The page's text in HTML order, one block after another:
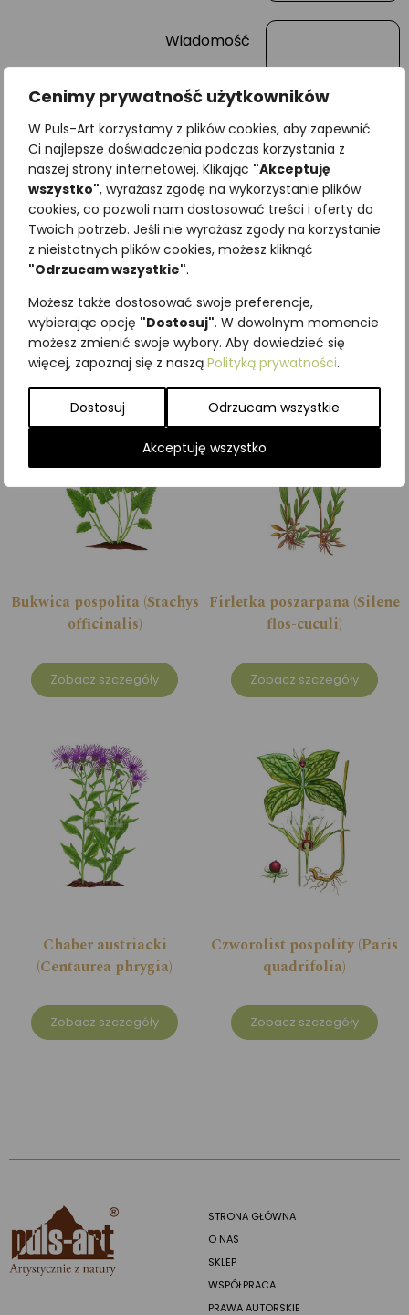
Cenimy prywatność użytkowników
W Puls-Art korzystamy z plików cookies, aby zapewnić
Ci najlepsze doświadczenia podczas korzystania z
naszej strony internetowej. Klikając "Akceptuję
wszystko", wyrażasz zgodę na wykorzystanie plików
cookies, co pozwoli nam dostosować treści i oferty do
Twoich potrzeb. Jeśli nie wyrażasz zgody na korzystanie
z nieistotnych plików cookies, możesz kliknąć
"Odrzucam wszystkie".
Możesz także dostosować swoje preferencje,
wybierając opcję "Dostosuj". W dowolnym momencie
możesz zmienić swoje wybory. Aby dowiedzieć się
więcej, zapoznaj się z naszą Polityką prywatności.
Dostosuj Odrzucam wszystkie
Akceptuję wszystko
Wiadomość
Najniższa cena z ostatnich 30
dni:
SKU:Brak danych
Kategorie:Byliny,ILUSTRACJE
Podobne produkty
Bukwica pospolita (Stachys
officinalis)
Zobacz szczegóły
Firletka poszarpana (Silene
flos-cuculi)
Zobacz szczegóły
Chaber austriacki
(Centaurea phrygia)
Zobacz szczegóły
Czworolist pospolity (Paris
quadrifolia)
Zobacz szczegóły
STRONA GŁÓWNA
O NAS
SKLEP
WSPÓŁPRACA
PRAWA AUTORSKIE